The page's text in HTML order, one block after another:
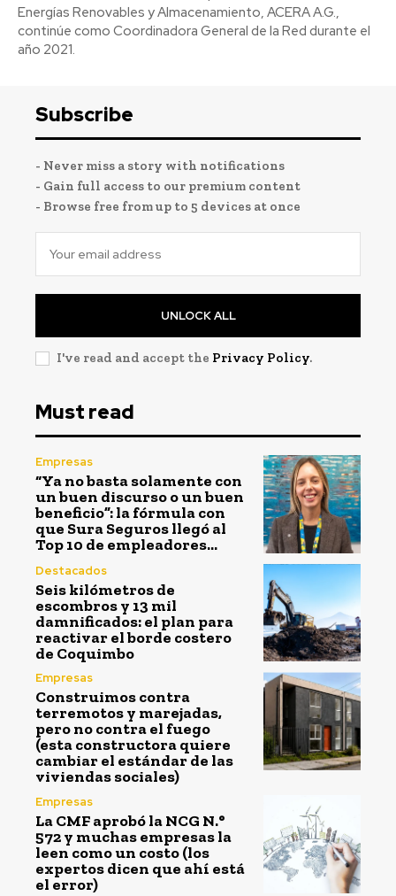
Energías Renovables y Almacenamiento, ACERA A.G.,
continúe como Coordinadora General de la Red durante el
año 2021.
Subscribe
- Never miss a story with notifications
- Gain full access to our premium content
- Browse free from up to 5 devices at once
UNLOCK ALL
I've read and accept the Privacy Policy.
Must read
Empresas
“Ya no basta solamente con
un buen discurso o un buen
beneficio”: la fórmula con
que Sura Seguros llegó al
Top 10 de empleadores...
Destacados
Seis kilómetros de
escombros y 13 mil
damnificados: el plan para
reactivar el borde costero
de Coquimbo
Empresas
Construimos contra
terremotos y marejadas,
pero no contra el fuego
(esta constructora quiere
cambiar el estándar de las
viviendas sociales)
Empresas
La CMF aprobó la NCG N.°
572 y muchas empresas la
leen como un costo (los
expertos dicen que ahí está
el error)